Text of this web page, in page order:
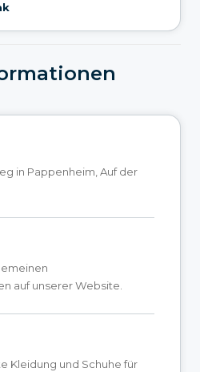
in Pappenheim, Auf der
auf unserer Website.
Kleidung und Schuhe für